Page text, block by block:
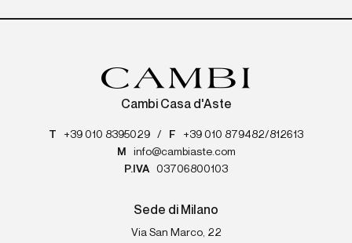
Cambi Casa d'Aste
T +39 010 8395029 / F
+39 010 879482/812613
M
info@cambiaste.com
P.IVA
03706800103
Sede di Milano
Via San Marco, 22